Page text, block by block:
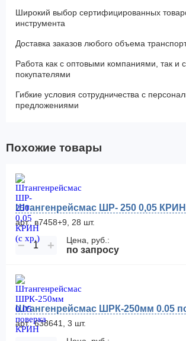
Широкий выбор сертифицированных
инструмента
Доставка заказов любого объема
Работа как с оптовыми компаниями, так и
покупателями
Гибкие условия сотрудничества с
предложениями
Похожие товары
Штангенрейсмас ШР- 250 0,05 КРИН
арт.: в7458+9, 28 шт.
− + Цена, руб.:
по запросу
Штангенрейсмас ШРК-250мм 0.05
арт.: 638641, 3 шт.